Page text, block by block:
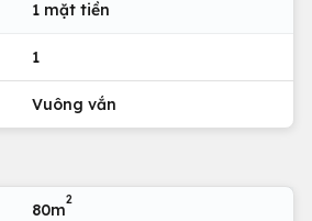
1 mặt tiền
1
Vuông vắn
80m
2